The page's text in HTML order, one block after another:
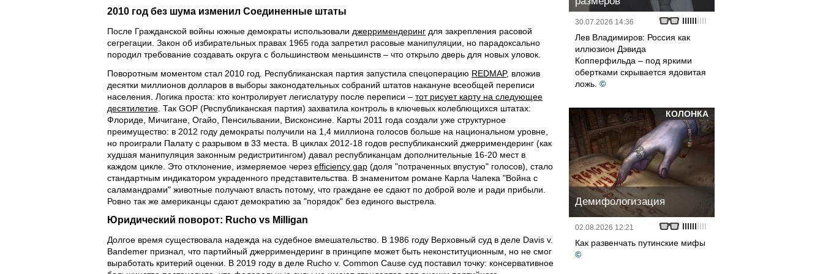
2010 год без шума изменил Соединенные штаты
После Гражданской войны южные демократы использовали джерримендеринг для закрепления расовой
сегрегации. Закон об избирательных правах 1965 года запретил расовые манипуляции, но парадоксально
породил требование создавать округа с большинством меньшинств – что открыло дверь для новых уловок.
Поворотным моментом стал 2010 год. Республиканская партия запустила спецоперацию REDMAP, вложив
десятки миллионов долларов в выборы законодательных собраний штатов накануне всеобщей переписи
населения. Логика проста: кто контролирует легислатуру после переписи – тот рисует карту на следующее
десятилетие . Так GOP (Республиканская партия) захватила контроль в ключевых колеблющихся штатах:
Флориде, Мичигане, Огайо, Пенсильвании, Висконсине. Карты 2011 года создали уже структурное
преимущество: в 2012 году демократы получили на 1,4 миллиона голосов больше на национальном уровне,
но проиграли Палату с разрывом в 33 места. В циклах 2012-18 годов республиканский джерримендеринг (как
худшая манипуляция законным редистритингом) давал республиканцам дополнительные 16-20 мест в
каждом цикле. Это отклонение, измеряемое через efficiency gap (доля "потраченных впустую" голосов), стало
стандартным индикатором украденного представительства. В знаменитом романе Карла Чапека "Война с
саламандрами" животные получают власть потому, что граждане ее сдают по доброй воле и ради прибыли.
Ровно так же американцы сдают демократию за "порядок" без единого выстрела.
Юридический поворот: Rucho vs Milligan
Долгое время существовала надежда на судебное вмешательство. В 1986 году Верховный суд в деле Davis v.
Bandemer признал, что партийный джерримендеринг в принципе может быть неконституционным, но не смог
выработать критерий оценки. В 2019 году в деле Rucho v. Common Cause суд поставил точку: консервативное
30.07.2026 14:36
Лев Владимиров: Россия как
иллюзион Дэвида
Копперфильда – под яркими
обертками скрывается ядовитая
ложь. ©
КОЛОНКА
Демифологизация
02.08.2026 12:21
Как развенчать путинские мифы
©